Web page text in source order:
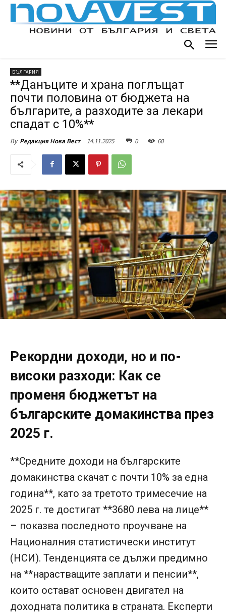
БЪЛГАРИЯ
**Данъците и храна поглъщат
почти половина от бюджета на
българите, а разходите за лекари
спадат с 10%**
By Редакция Нова Вест 14.11.2025 0 60
Рекордни доходи, но и по-
високи разходи: Как се
променя бюджетът на
българските домакинства през
2025 г.
**Средните доходи на българските
домакинства скачат с почти 10% за една
година**, като за третото тримесечие на
2025 г. те достигат **3680 лева на лице**
– показва последното проучване на
Националния статистически институт
(НСИ). Тенденцията се дължи предимно
на **нарастващите заплати и пенсии**,
които остават основен двигател на
доходната политика в страната. Експерти